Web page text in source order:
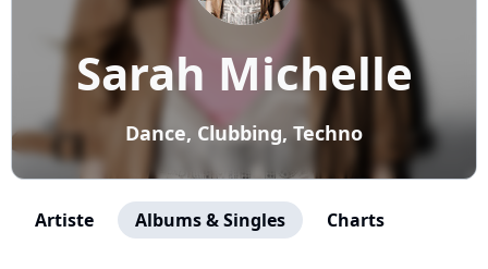
Sarah Michelle
Dance, Clubbing, Techno
Artiste Albums & Singles Charts